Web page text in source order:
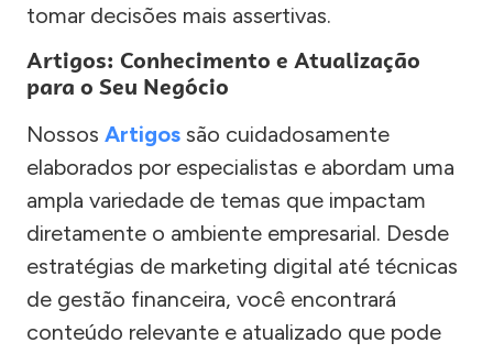
tomar decisões mais assertivas.
Artigos: Conhecimento e Atualização
para o Seu Negócio
Nossos Artigos são cuidadosamente
elaborados por especialistas e abordam uma
ampla variedade de temas que impactam
diretamente o ambiente empresarial. Desde
estratégias de marketing digital até técnicas
de gestão financeira, você encontrará
conteúdo relevante e atualizado que pode